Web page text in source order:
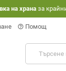
на храназа
help_outline Помощ